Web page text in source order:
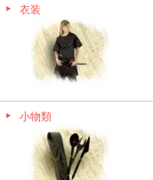
衣装
小物類